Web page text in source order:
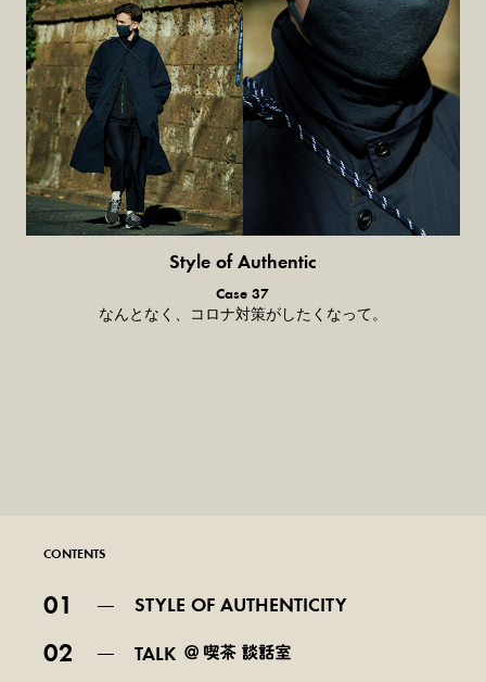
Style of Authentic
普通の服、普通のスタイル。
Case 37
なんとなく、コロナ対策がしたくなって。
CONTENTS
01 STYLE OF AUTHENTICITY
02 TALK